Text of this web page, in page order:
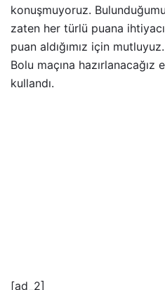
konuşmuyoruz.
zaten her türlü puana
puan aldığımız için
Bolu maçına hazırlanacağız
kullandı.
[ad_2]